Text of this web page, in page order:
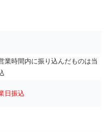
業時間内に振り込んだものは当
日振込